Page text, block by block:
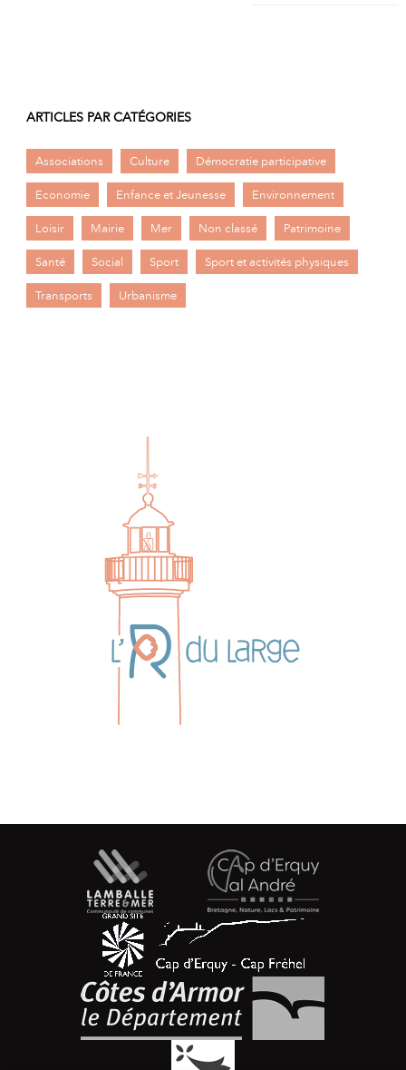
ARTICLES PAR CATÉGORIES
Associations Culture Démocratie participative
Economie Enfance et Jeunesse Environnement
Loisir Mairie Mer Non classé Patrimoine
Santé Social Sport Sport et activités physiques
Transports Urbanisme